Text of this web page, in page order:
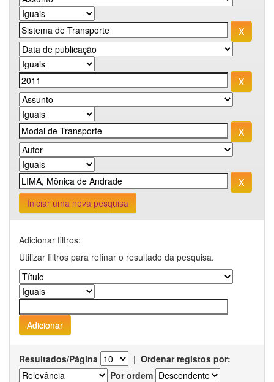
Iniciar uma nova pesquisa
Adicionar filtros:
Utilizar filtros para refinar o resultado da pesquisa.
Resultados/Página | Ordenar registos por:
Por ordem